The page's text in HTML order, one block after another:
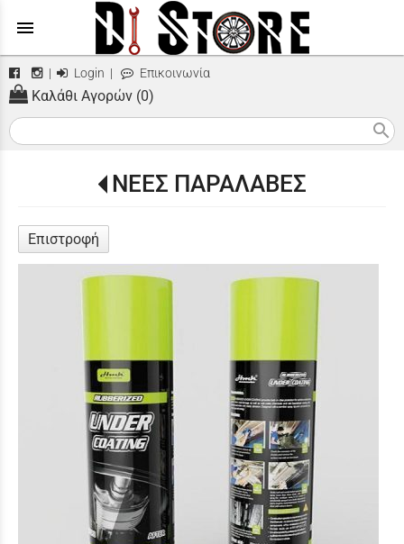
menu
| Login | Επικοινωνία
Καλάθι Αγορών (0)
search
ΝΕΕΣ ΠΑΡΑΛΑΒΕΣ
Επιστροφή